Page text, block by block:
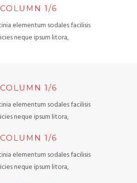
COLUMN 1/6
elementum sodales facilisis
neque ipsum litora,
COLUMN 1/6
elementum sodales facilisis
neque ipsum litora,
COLUMN 1/6
elementum sodales facilisis
neque ipsum litora,